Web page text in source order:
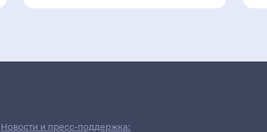
Новости и пресс-поддержка: